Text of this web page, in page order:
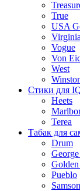
True
USA
Vogue
Von
West
Стики для
Heets
Terea
Табак для
Drum
Pueblo
Samson